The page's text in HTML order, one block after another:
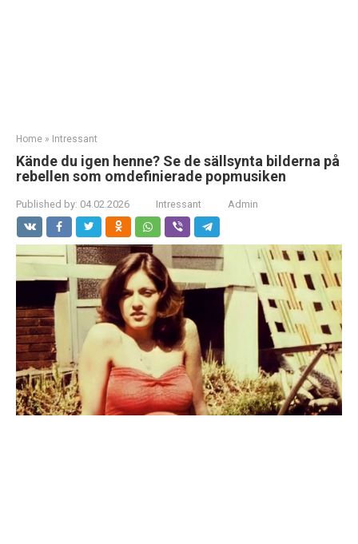
Home » Intressant
Kände du igen henne? Se de sällsynta bilderna på
rebellen som omdefinierade popmusiken
Published by: 04.02.2026 Intressant Admin